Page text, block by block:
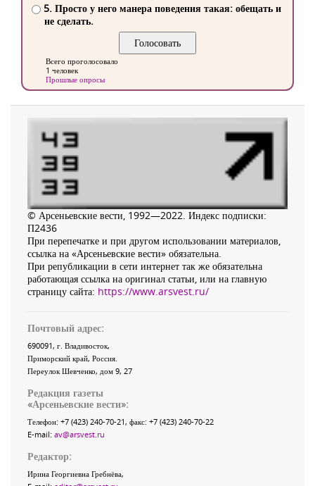
5. Просто у него манера поведения такая: обещать и
не сделать.
Всего проголосовало
1 человек
Прошлые опросы
© Арсеньевские вести, 1992—2022. Индекс подписки:
П2436
При перепечатке и при другом использовании материалов,
ссылка на «Арсеньевские вести» обязательна.
При републикации в сети интернет так же обязательна
работающая ссылка на оригинал статьи, или на главную
страницу сайта: https://www.arsvest.ru/
Почтовый адрес:
690091, г. Владивосток,
Приморский край, Россия.
Переулок Шевченко, дом 9, 27
Редакция газеты
«Арсеньевские вести»:
Телефон: +7 (423) 240-70-21, факс: +7 (423) 240-70-22
E-mail: av@arsvest.ru
Редактор:
Ирина Георгиевна Гребнёва,